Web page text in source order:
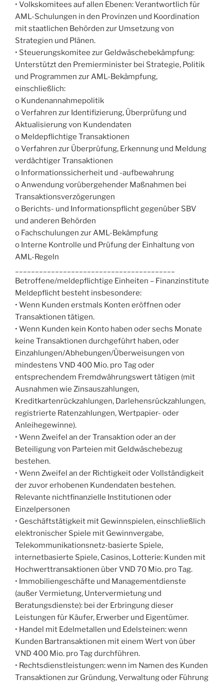
• Volkskomitees auf allen Ebenen: Verantwortlich für
AML-Schulungen in den Provinzen und Koordination
mit staatlichen Behörden zur Umsetzung von
Strategien und Plänen.
• Steuerungskomitee zur Geldwäschebekämpfung:
Unterstützt den Premierminister bei Strategie, Politik
und Programmen zur AML-Bekämpfung,
einschließlich:
o Kundenannahmepolitik
o Verfahren zur Identifizierung, Überprüfung und
Aktualisierung von Kundendaten
o Meldepflichtige Transaktionen
o Verfahren zur Überprüfung, Erkennung und Meldung
verdächtiger Transaktionen
o Informationssicherheit und -aufbewahrung
o Anwendung vorübergehender Maßnahmen bei
Transaktionsverzögerungen
o Berichts- und Informationspflicht gegenüber SBV
und anderen Behörden
o Fachschulungen zur AML-Bekämpfung
o Interne Kontrolle und Prüfung der Einhaltung von
AML-Regeln
Betroffene/meldepflichtige Einheiten – Finanzinstitute
Meldepflicht besteht insbesondere:
• Wenn Kunden erstmals Konten eröffnen oder
Transaktionen tätigen.
• Wenn Kunden kein Konto haben oder sechs Monate
keine Transaktionen durchgeführt haben, oder
Einzahlungen/Abhebungen/Überweisungen von
mindestens VND 400 Mio. pro Tag oder
entsprechendem Fremdwährungswert tätigen (mit
Ausnahmen wie Zinsauszahlungen,
Kreditkartenrückzahlungen, Darlehensrückzahlungen,
registrierte Ratenzahlungen, Wertpapier- oder
Anleihegewinne).
• Wenn Zweifel an der Transaktion oder an der
Beteiligung von Parteien mit Geldwäschebezug
bestehen.
• Wenn Zweifel an der Richtigkeit oder Vollständigkeit
der zuvor erhobenen Kundendaten bestehen.
Relevante nichtfinanzielle Institutionen oder
Einzelpersonen
• Geschäftstätigkeit mit Gewinnspielen, einschließlich
elektronischer Spiele mit Gewinnvergabe,
Telekommunikationsnetz-basierte Spiele,
internetbasierte Spiele, Casinos, Lotterie: Kunden mit
Hochwerttransaktionen über VND 70 Mio. pro Tag.
• Immobiliengeschäfte und Managementdienste
(außer Vermietung, Untervermietung und
Beratungsdienste): bei der Erbringung dieser
Leistungen für Käufer, Erwerber und Eigentümer.
• Handel mit Edelmetallen und Edelsteinen: wenn
Kunden Bartransaktionen mit einem Wert von über
VND 400 Mio. pro Tag durchführen.
• Rechtsdienstleistungen: wenn im Namen des Kunden
Transaktionen zur Gründung, Verwaltung oder Führung